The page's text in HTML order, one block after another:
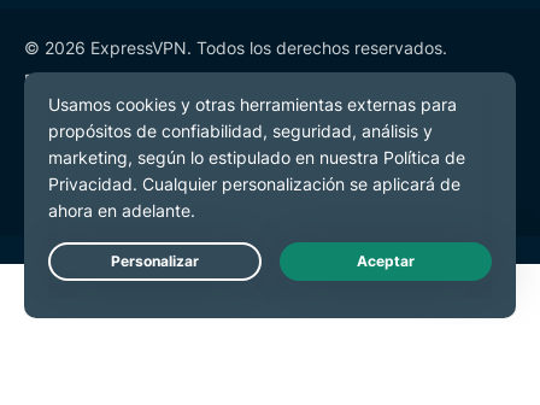
© 2026 ExpressVPN. Todos los derechos reservados.
Política de Privacidad
Términos de Servicio
Preferencias de cookies
Live Chat